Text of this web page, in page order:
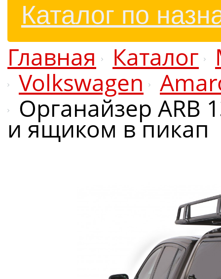
Каталог по
Главная Каталог
Volkswagen
Органайзер ARB
и ящиком в пикап